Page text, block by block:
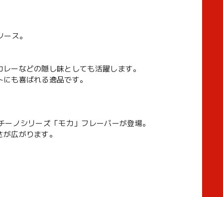
ス。
ーなどの隠し味としても活躍します。
も喜ばれる逸品です。
ノシリーズ「モカ」フレーバーが登場。
広がります。